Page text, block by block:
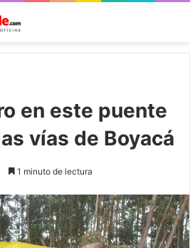
en este puente
vías de Boyacá
1 minuto de lectura